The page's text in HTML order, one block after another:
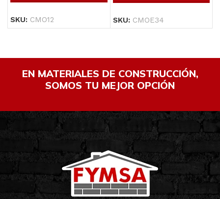
SKU: CMO12 SKU: CMOE34
EN MATERIALES DE CONSTRUCCIÓN,
SOMOS TU MEJOR OPCIÓN